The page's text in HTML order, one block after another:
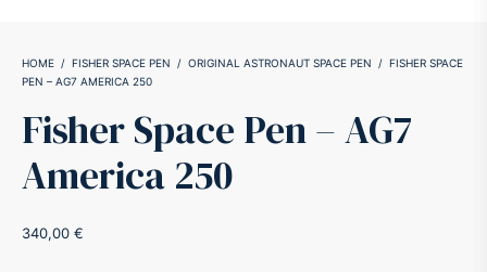
HOME / FISHER SPACE PEN / ORIGINAL ASTRONAUT SPACE PEN / FISHER SPACE
PEN – AG7 AMERICA 250
Fisher Space Pen – AG7
America 250
340,00 €
Matic
Castell
Penne Roller